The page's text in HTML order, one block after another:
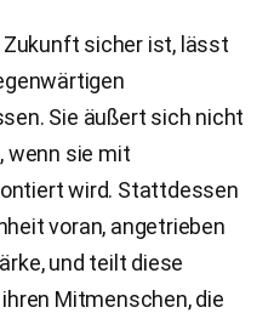
Zukunft sicher ist, lässt
Sie äußert sich nicht
wenn sie mit
wird. Stattdessen
voran, angetrieben
und teilt diese
Mitmenschen, die